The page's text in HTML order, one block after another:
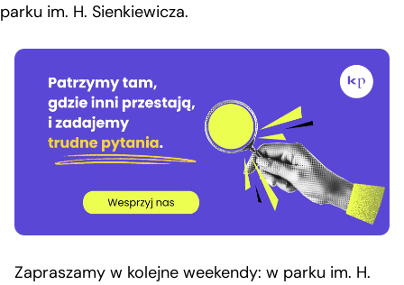
parku im. H. Sienkiewicza.
Zapraszamy w kolejne weekendy: w parku im. H.